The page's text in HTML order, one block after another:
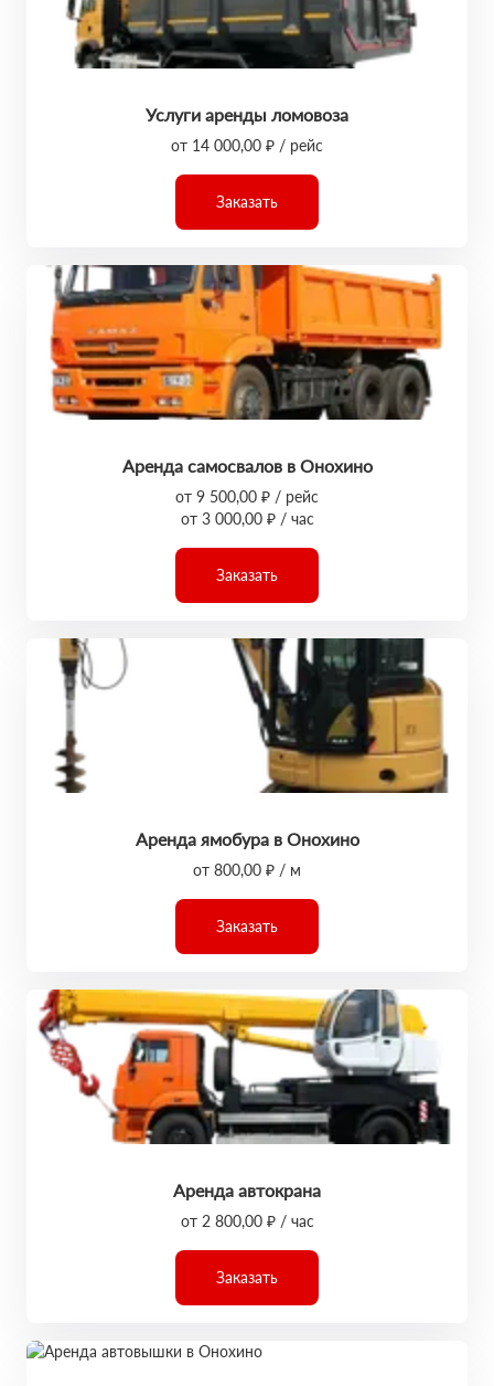
Услуги аренды ломовоза
от 14 000,00 ₽ / рейс
Заказать
Аренда самосвалов в Онохино
от 9 500,00 ₽ / рейс
от 3 000,00 ₽ / час
Заказать
Аренда ямобура в Онохино
от 800,00 ₽ / м
Заказать
Аренда автокрана
от 2 800,00 ₽ / час
Заказать